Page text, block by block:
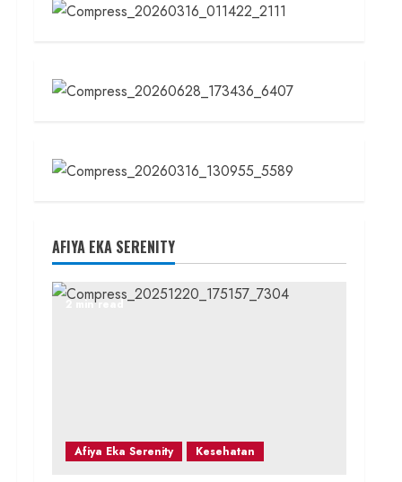
AFIYA EKA SERENITY
2 min read
Afiya Eka Serenity Kesehatan